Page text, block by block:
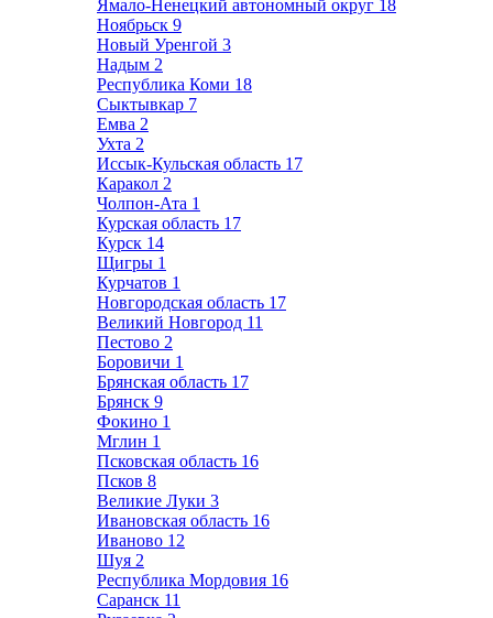
Ямало-Ненецкий автономный округ 18
Ноябрьск 9
Новый Уренгой 3
Надым 2
Республика Коми 18
Сыктывкар 7
Емва 2
Ухта 2
Иссык-Кульская область 17
Каракол 2
Чолпон-Ата 1
Курская область 17
Курск 14
Щигры 1
Курчатов 1
Новгородская область 17
Великий Новгород 11
Пестово 2
Боровичи 1
Брянская область 17
Брянск 9
Фокино 1
Мглин 1
Псковская область 16
Псков 8
Великие Луки 3
Ивановская область 16
Иваново 12
Шуя 2
Республика Мордовия 16
Саранск 11